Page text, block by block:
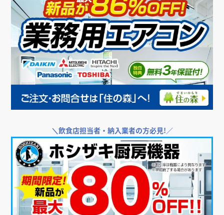
＼飲食店担当者・納入業者の方必見!／